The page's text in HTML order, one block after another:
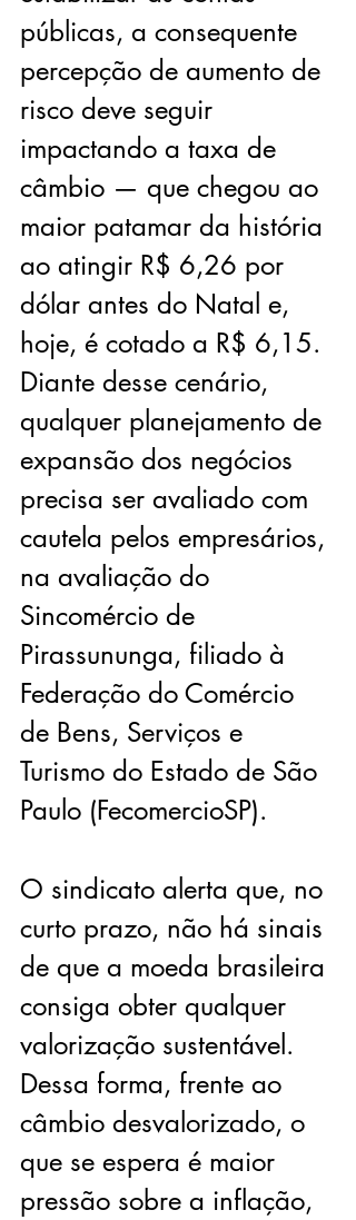
públicas, a consequente
percepção de aumento de
risco deve seguir
impactando a taxa de
câmbio — que chegou ao
maior patamar da história
ao atingir R$ 6,26 por
dólar antes do Natal e,
hoje, é cotado a R$ 6,15.
Diante desse cenário,
qualquer planejamento de
expansão dos negócios
precisa ser avaliado com
cautela pelos empresários,
na avaliação do
Sincomércio de
Pirassununga, filiado à
Federação do Comércio
de Bens, Serviços e
Turismo do Estado de São
Paulo (FecomercioSP).
O sindicato alerta que, no
curto prazo, não há sinais
de que a moeda brasileira
consiga obter qualquer
valorização sustentável.
Dessa forma, frente ao
câmbio desvalorizado, o
que se espera é maior
pressão sobre a inflação,